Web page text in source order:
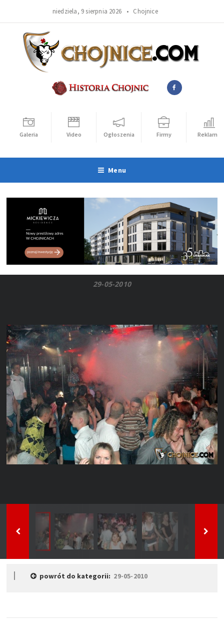
niedziela, 9 sierpnia 2026 • Chojnice
Galeria Video Ogłoszenia Firmy Reklama
Menu
29-05-2010
powrót do kategorii: 29-05-2010